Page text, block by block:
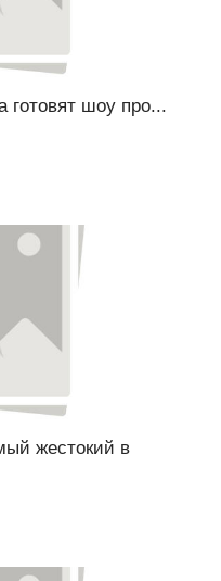
готовят шоу про...
жестокий в